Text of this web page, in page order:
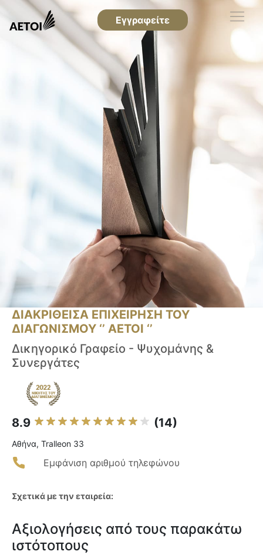
Εγγραφείτε
ΔΙΑΚΡΙΘΕΙΣΑ ΕΠΙΧΕΙΡΗΣΗ ΤΟΥ
ΔΙΑΓΩΝΙΣΜΟΥ ‘’ ΑΕΤΟΙ ‘’
Δικηγορικό Γραφείο - Ψυχομάνης &
Συνεργάτες
8.9 (14)
Αθήνα, Tralleon 33
Εμφάνιση αριθμού τηλεφώνου
Σχετικά με την εταιρεία:
Αξιολογήσεις από τους παρακάτω
ιστότοπους